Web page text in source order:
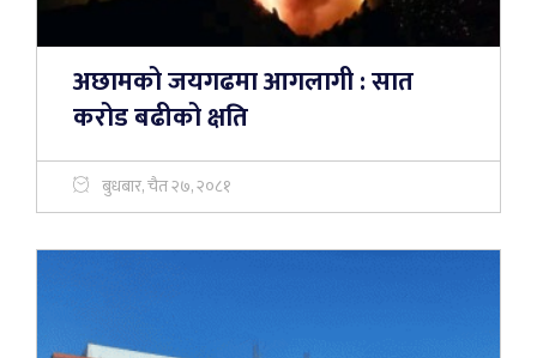
अछामको जयगढमा आगलागी : सात
करोड बढीको क्षति
बुधबार, चैत २७, २०८१